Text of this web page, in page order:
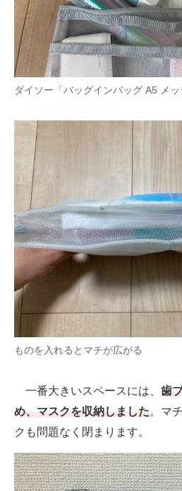
ダイソー「バッグインバッグ A5 メッ
ものを入れるとマチが広がる
一番大きいスペースには、 歯
め、マスクを収納しました。マ
クも問題なく閉まります。